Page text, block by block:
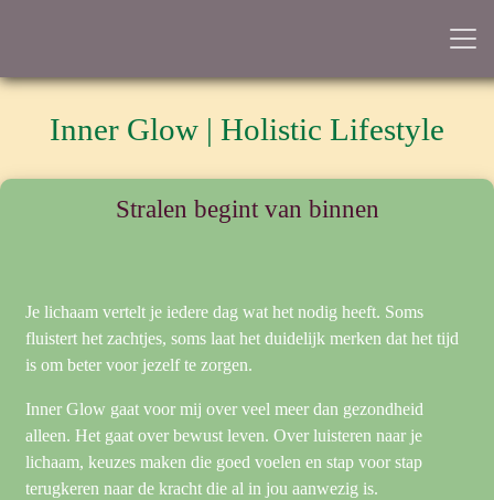
Inner Glow | Holistic Lifestyle
Stralen begint van binnen
Je lichaam vertelt je iedere dag wat het nodig heeft. Soms
fluistert het zachtjes, soms laat het duidelijk merken dat het tijd
is om beter voor jezelf te zorgen.
Inner Glow gaat voor mij over veel meer dan gezondheid
alleen. Het gaat over bewust leven. Over luisteren naar je
lichaam, keuzes maken die goed voelen en stap voor stap
terugkeren naar de kracht die al in jou aanwezig is.